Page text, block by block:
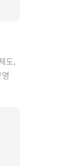
도,